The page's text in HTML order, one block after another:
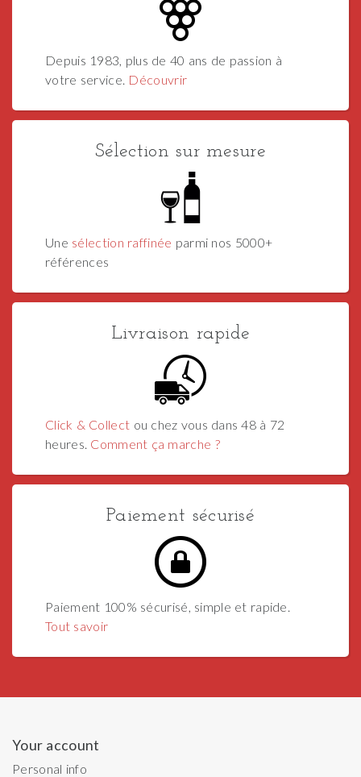
Depuis 1983, plus de 40 ans de passion à
votre service. Découvrir
Sélection sur mesure
Une sélection raffinée parmi nos 5000+
références
Livraison rapide
Click & Collect ou chez vous dans 48 à 72
heures. Comment ça marche ?
Paiement sécurisé
Paiement 100% sécurisé, simple et rapide.
Tout savoir
Your account
Personal info